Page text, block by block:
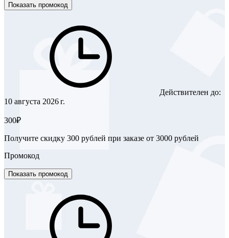
Показать промокод
Действителен до:
10 августа 2026 г.
300₽
Получите скидку 300 рублей при заказе от 3000 рублей
Промокод
Показать промокод